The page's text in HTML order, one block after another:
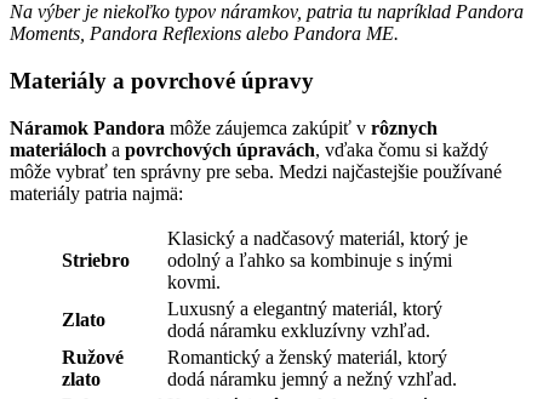
Na výber je niekoľko typov náramkov, patria tu napríklad Pandora
Moments, Pandora Reflexions alebo Pandora ME.
Materiály a povrchové úpravy
Náramok Pandora môže záujemca zakúpiť v rôznych
materiáloch a povrchových úpravách, vďaka čomu si každý
môže vybrať ten správny pre seba. Medzi najčastejšie používané
materiály patria najmä:
Striebro
Klasický a nadčasový materiál, ktorý je
odolný a ľahko sa kombinuje s inými
kovmi.
Zlato
Luxusný a elegantný materiál, ktorý
dodá náramku exkluzívny vzhľad.
Ružové
zlato
Romantický a ženský materiál, ktorý
dodá náramku jemný a nežný vzhľad.